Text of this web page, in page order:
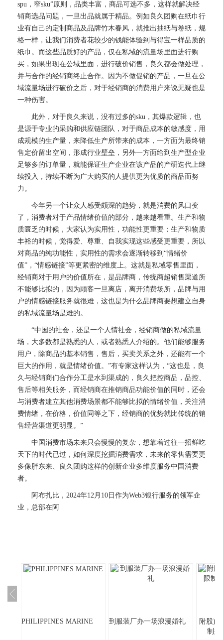
spu，窄sku”原则，品类丰富，商品可选不多，这样就解决经
销商选品问题，一旦出品就属于精品。例如良久团购在纸巾行
业有自己的定制商品及品牌竹木春风，就推出抽纸与卷纸，规
格一样，让我们消费者花较少的钱能体验到与得宝一样品质的
纸巾。而这些品质好的产品，仅在私域的流量场里面进行购
买，如果出现在公域里面，进行破价销售，良久都会做处理，
并与合作的经销商终止合作。因为不做促销的产品，一旦在公
域流量场进行破价之后，对于经销商的消费用户来说无疑也是
一种伤害。
此外，对于良久来说，没有过多的sku，其爆款逻辑，也
是源于专业的采购和供应链团队，对于商品成本的敏感度，用
成规模的生产量，来降低生产所带来的成本，一方面为最终销
售定价留出空间，形成行业壁垒，另外一方面给到生产型企业
足够多的订单量，就能保证生产企业在该产品的产研迭代上继
续投入，持续不断为广大购买的人提供更为优质的商品而努
力。
今年另一个让众人感受颇深的趋势，就是消费的风口变
了，消费者对于产品情绪价值的部分，越来越看重。生产和物
质匮乏的时候，大家认为实用性，功能性更重要；生产和物质
丰裕的时候，觉得爱、尊重、自我实现这些感受更重要，所以
对商品的纯功能性，实用性的需求会逐渐转移到“情绪价
值”，“情感链接”等更紧密的维度上。这就是私域零售里面，
经销商对于用户的价值所在，是品牌商，传统商超销售渠道所
不能够比拟的，因为顾客一旦离店，离开消费场所，品牌与用
户的情感链接服务就很难，这也是为什么品牌商要想建立自身
的私域流量场是难的。
“中国的社会，还是一个人情社会，经销商做的私域流量
场，大多数都是熟悉的人，或者熟悉人介绍的。他们能够服务
用户，除商品的基本销售，售后，买卖关系之外，还能有一个
巨大的作用，就是情绪价值。”有专家这样认为，“这也是，良
久与经销商们合作分工是水到渠成的，良久把控商品，品控、
售后等相关服务，而经销商在推销商品功能价值的同时，还会
与消费者建立其他消费场景都不能够比拟的情绪价值，关注消
费情绪，在价格，价值同等之下，经销商的优势就比传统的销
售经营渠道更明显。”
中国消费市场未来只会慢慢的复杂，想靠着过往一招鲜吃
天下的时代已过，如何深度挖掘消费需求，未来的零售需要更
多像胖东来、良久团购这样的创新企业多维度服务中国消费
者。
阿布扎比，2024年12月10日作为Web3银行服务的领军企
业，总部在阿
PHILIPPINES MARINE 到服装厂办一场浪漫婚礼
附股)
制关